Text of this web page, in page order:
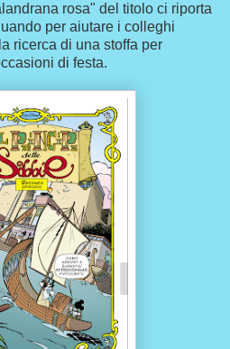
rosa" del titolo ci riporta
per aiutare i colleghi
ricerca di una stoffa per
di festa.